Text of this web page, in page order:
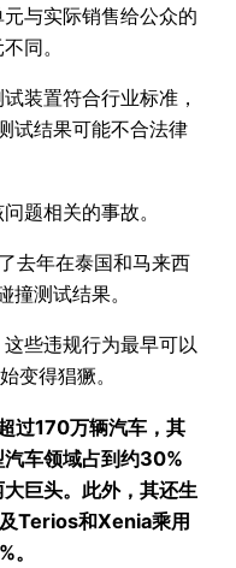
与实际销售给公众的
同。
装置符合行业标准，
试结果可能不合法律
题相关的事故。
去年在泰国和马来西
测试结果。
些违规行为最早可以
变得猖獗。
过170万辆汽车，其
车领域占到约30%
巨头。此外，其还生
Terios和Xenia乘用
。